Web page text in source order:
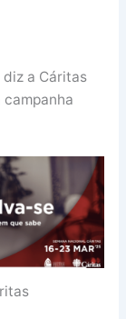
diz a Cáritas